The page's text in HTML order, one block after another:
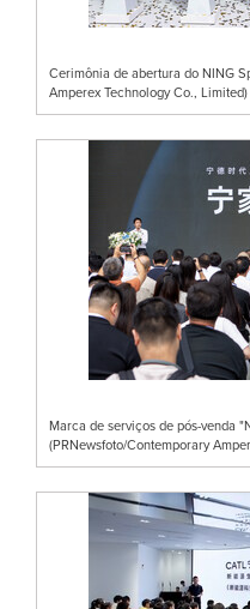
Cerimônia de abertura do NING
Amperex Technology Co., Limited)
Marca de serviços de pós-venda
(PRNewsfoto/Contemporary